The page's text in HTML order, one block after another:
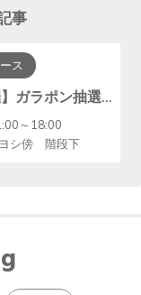
事
ス
【第2日曜開催】ガラポン抽選会で素敵な賞品が当たる！
～18:00
シ傍 階段下